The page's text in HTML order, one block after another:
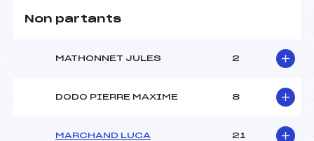
Non partants
MATHONNET JULES 2
DODO PIERRE MAXIME 8
MARCHAND LUCA 21